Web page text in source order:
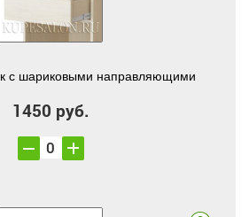
с шариковыми направляющими
1450 руб.